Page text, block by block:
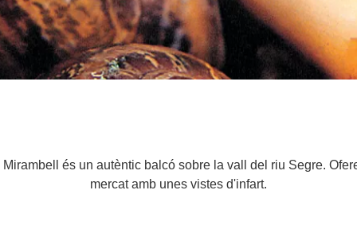
és un autèntic balcó sobre la vall del riu Segre.
mercat amb unes vistes d'infart.